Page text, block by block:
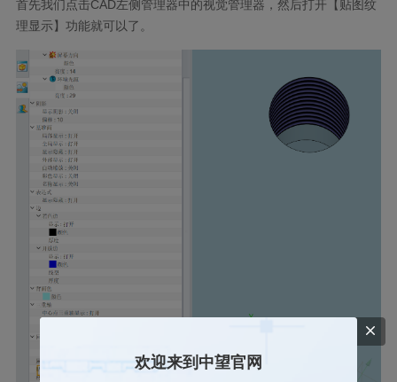
首先我们点击CAD左侧管理器中的视觉管理器，然后打开【贴图纹
理显示】功能就可以了。
欢迎来到中望官网